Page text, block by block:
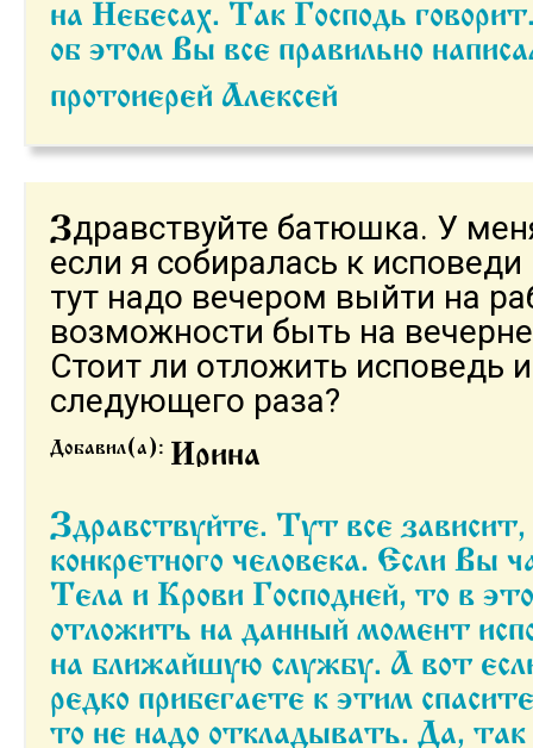
на Небесах. Так Господь
об этом Вы все правильно
протоиерей Алексей
З дравствуйте батюшка. У
если я собиралась к
тут надо вечером выйти на
возможности быть на
Стоит ли отложить исповедь
следующего раза?
Добавил(а): Ирина
Здравствуйте. Тут все зависит, Ирина, от
конкретного человека. Если Вы
Тела и Крови Господней, то в
отложить на данный момент
на ближайшую службу. А вот
редко прибегаете к этим
то не надо откладывать. Да, так